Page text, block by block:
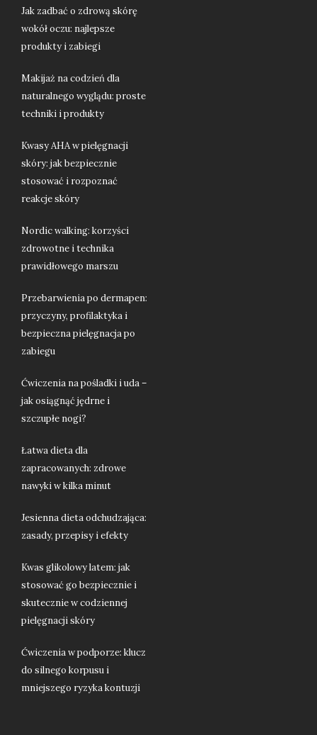
Jak zadbać o zdrową skórę
wokół oczu: najlepsze
produkty i zabiegi
Makijaż na codzień dla
naturalnego wyglądu: proste
techniki i produkty
Kwasy AHA w pielęgnacji
skóry: jak bezpiecznie
stosować i rozpoznać
reakcje skóry
Nordic walking: korzyści
zdrowotne i technika
prawidłowego marszu
Przebarwienia po dermapen:
przyczyny, profilaktyka i
bezpieczna pielęgnacja po
zabiegu
Ćwiczenia na pośladki i uda –
jak osiągnąć jędrne i
szczupłe nogi?
Łatwa dieta dla
zapracowanych: zdrowe
nawyki w kilka minut
Jesienna dieta odchudzająca:
zasady, przepisy i efekty
Kwas glikolowy latem: jak
stosować go bezpiecznie i
skutecznie w codziennej
pielęgnacji skóry
Ćwiczenia w podporze: klucz
do silnego korpusu i
mniejszego ryzyka kontuzji